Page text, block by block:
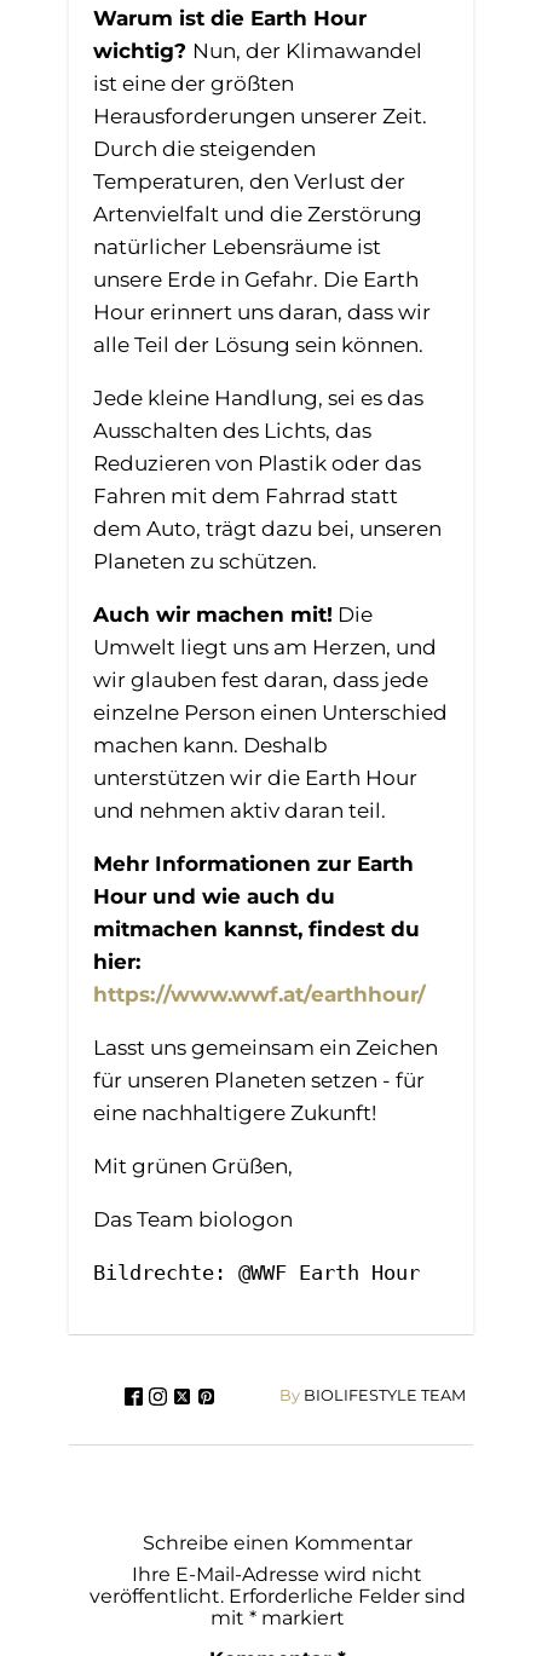
Warum ist die Earth Hour
wichtig? Nun, der Klimawandel
ist eine der größten
Herausforderungen unserer Zeit.
Durch die steigenden
Temperaturen, den Verlust der
Artenvielfalt und die Zerstörung
natürlicher Lebensräume ist
unsere Erde in Gefahr. Die Earth
Hour erinnert uns daran, dass wir
alle Teil der Lösung sein können.
Jede kleine Handlung, sei es das
Ausschalten des Lichts, das
Reduzieren von Plastik oder das
Fahren mit dem Fahrrad statt
dem Auto, trägt dazu bei, unseren
Planeten zu schützen.
Auch wir machen mit! Die
Umwelt liegt uns am Herzen, und
wir glauben fest daran, dass jede
einzelne Person einen Unterschied
machen kann. Deshalb
unterstützen wir die Earth Hour
und nehmen aktiv daran teil.
Mehr Informationen zur Earth
Hour und wie auch du
mitmachen kannst, findest du
hier:
https://www.wwf.at/earthhour/
Lasst uns gemeinsam ein Zeichen
für unseren Planeten setzen - für
eine nachhaltigere Zukunft!
Mit grünen Grüßen,
Das Team biologon
Bildrechte: @WWF Earth Hour
ByBIOLIFESTYLE TEAM
Schreibe einen Kommentar
Ihre E-Mail-Adresse wird nicht
veröffentlicht. Erforderliche Felder sind
mit *markiert